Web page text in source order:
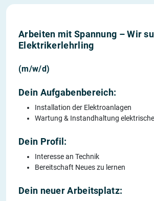
Arbeiten mit Spannung – Wir
Elektrikerlehrling
(m/w/d)
Dein Aufgabenbereich:
Installation der Elektroanlagen
Wartung & Instandhaltung
Dein Profil:
Interesse an Technik
Bereitschaft Neues zu lernen
Dein neuer Arbeitsplatz: